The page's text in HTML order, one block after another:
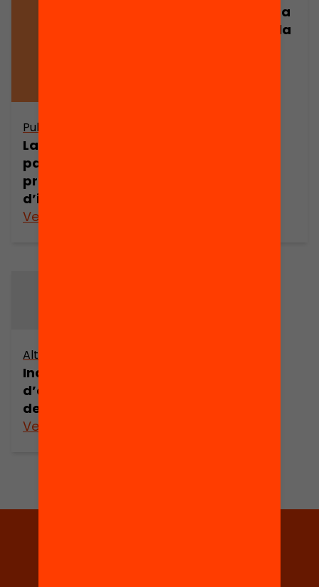
Publicació
La qualitat en la
participació: una
proposta
d’indicadors
Veure’n més
Indicadors per a
l’avaluació de la
Altres arxius
Indicadors
d’ensenyament
de Catalunya
Veure’n més